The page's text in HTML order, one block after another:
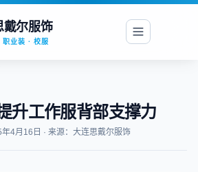
戴尔服饰
职业装 · 校服
升工作服背部支撑力
4月16日 · 来源：大连思戴尔服饰